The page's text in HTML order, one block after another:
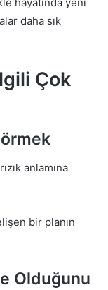
daha sık
Çok
anlamına
bir planın
Olduğunu